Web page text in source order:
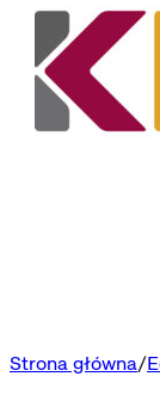
Strona główna